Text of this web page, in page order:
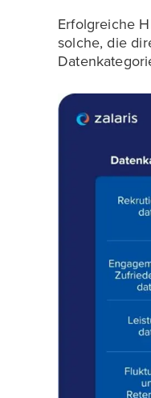
Erfolgreiche
solche, die